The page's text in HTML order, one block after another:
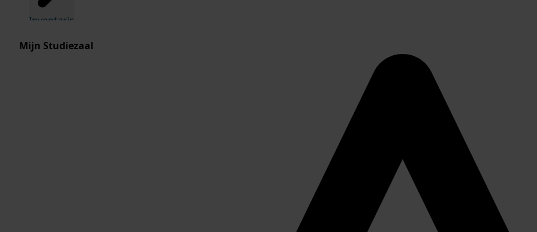
Inventaris
Mijn Studiezaal